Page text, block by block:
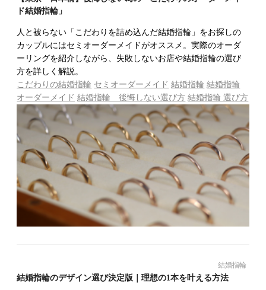
ド結婚指輪」
人と被らない「こだわりを詰め込んだ結婚指輪」をお探しの
カップルにはセミオーダーメイドがオススメ。実際のオーダ
ーリングを紹介しながら、失敗しないお店や結婚指輪の選び
方を詳しく解説。
こだわりの結婚指輪 セミオーダーメイド 結婚指輪 結婚指輪
オーダーメイド 結婚指輪 後悔しない選び方 結婚指輪 選び方
結婚指輪
結婚指輪のデザイン選び決定版｜理想の1本を叶える方法